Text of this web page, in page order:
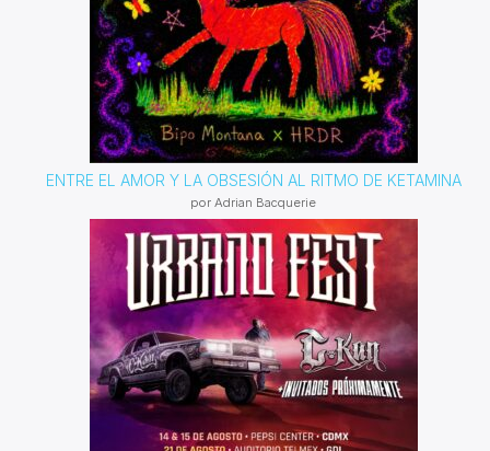
ENTRE EL AMOR Y LA OBSESIÓN AL RITMO DE KETAMINA
por Adrian Bacquerie